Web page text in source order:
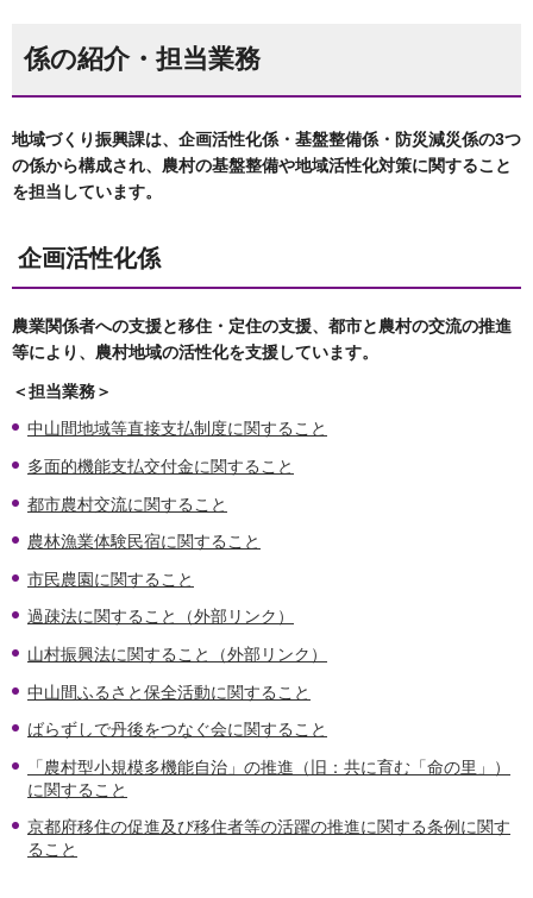
係の紹介・担当業務
地域づくり振興課は、企画活性化係・基盤整備係・防災減災係の3つ
の係から構成され、農村の基盤整備や地域活性化対策に関すること
を担当しています。
企画活性化係
農業関係者への支援と移住・定住の支援、都市と農村の交流の推進
等により、農村地域の活性化を支援しています。
＜担当業務＞
中山間地域等直接支払制度に関すること
多面的機能支払交付金に関すること
都市農村交流に関すること
農林漁業体験民宿に関すること
市民農園に関すること
過疎法に関すること（外部リンク）
山村振興法に関すること（外部リンク）
中山間ふるさと保全活動に関すること
ばらずしで丹後をつなぐ会に関すること
「農村型小規模多機能自治」の推進（旧：共に育む「命の里」）
に関すること
京都府移住の促進及び移住者等の活躍の推進に関する条例に関す
ること